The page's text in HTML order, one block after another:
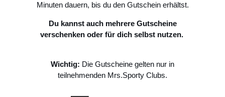
Minuten dauern, bis du den Gutschein erhältst.
Du kannst auch mehrere Gutscheine
verschenken oder für dich selbst nutzen.
Wichtig: Die Gutscheine gelten nur in
teilnehmenden Mrs.Sporty Clubs.